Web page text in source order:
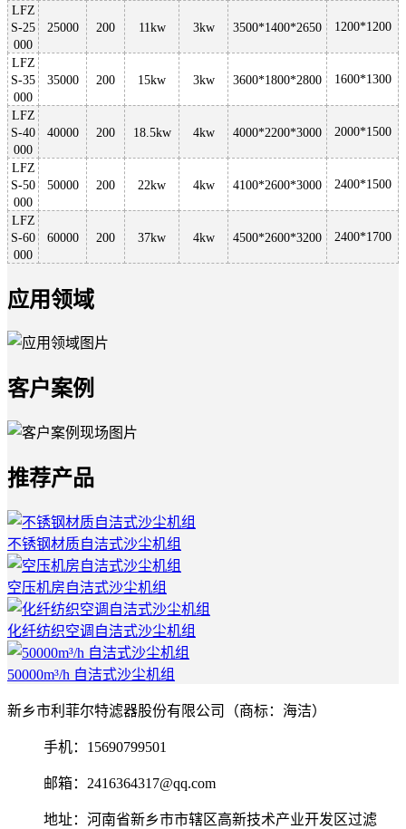
LFZ
S-25
000
25000 200 11kw 3kw 3500*1400*2650 1200*1200
LFZ
S-35
000
35000 200 15kw 3kw 3600*1800*2800 1600*1300
LFZ
S-40
000
40000 200 18.5kw 4kw 4000*2200*3000 2000*1500
LFZ
S-50
000
50000 200 22kw 4kw 4100*2600*3000 2400*1500
LFZ
S-60
000
60000 200 37kw 4kw 4500*2600*3200 2400*1700
应用领域
客户案例
推荐产品
不锈钢材质自洁式沙尘机组
空压机房自洁式沙尘机组
化纤纺织空调自洁式沙尘机组
50000m³/h 自洁式沙尘机组
新乡市利菲尔特滤器股份有限公司（商标：海洁）
手机：15690799501
邮箱：2416364317@qq.com
地址：河南省新乡市市辖区高新技术产业开发区过滤